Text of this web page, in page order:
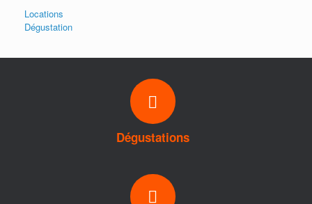
o
r
Locations
Dégustation
Dégustations